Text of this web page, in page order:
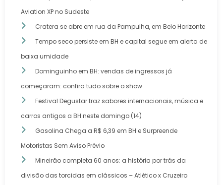
Aviation XP no Sudeste
Cratera se abre em rua da Pampulha, em Belo Horizonte
Tempo seco persiste em BH e capital segue em alerta de
baixa umidade
Dominguinho em BH: vendas de ingressos já
começaram: confira tudo sobre o show
Festival Degustar traz sabores internacionais, música e
carros antigos a BH neste domingo (14)
Gasolina Chega a R$ 6,39 em BH e Surpreende
Motoristas Sem Aviso Prévio
Mineirão completa 60 anos: a história por trás da
divisão das torcidas em clássicos – Atlético x Cruzeiro